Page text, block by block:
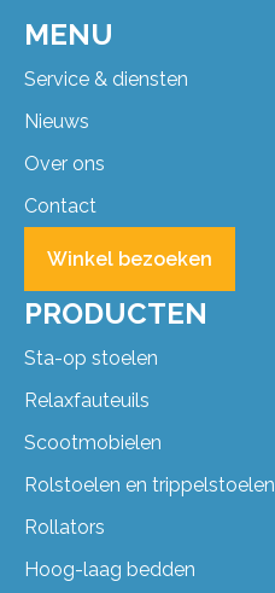
MENU
Service & diensten
Nieuws
Over ons
Contact
Winkel bezoeken
PRODUCTEN
Sta-op stoelen
Relaxfauteuils
Scootmobielen
Rolstoelen en trippelstoelen
Rollators
Hoog-laag bedden